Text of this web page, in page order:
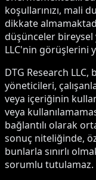
koşullarınızı, mali
dikkate
düşünceler bireysel
LLC'nin görüşlerini
DTG Research
yöneticileri,
veya içeriğinin
veya
bağlantılı olarak
sonuç niteliğinde,
bunlarla sınırlı
sorumlu tutulamaz.